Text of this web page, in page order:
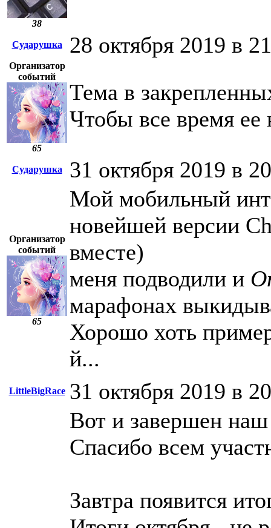
38
Сударушка 28 октября 2019 в
Организатор
событий
65
Тема в
Чтобы все время ее
Сударушка 31 октября 2019 в
Организатор
событий
65
Мой мобильный
новейшей версии
вместе)
меня подводили и
марафонах
Хорошо хоть
й...
LittleBigRace 31 октября 2019 в
Вот и завершен наш
Спасибо всем
Завтра появится